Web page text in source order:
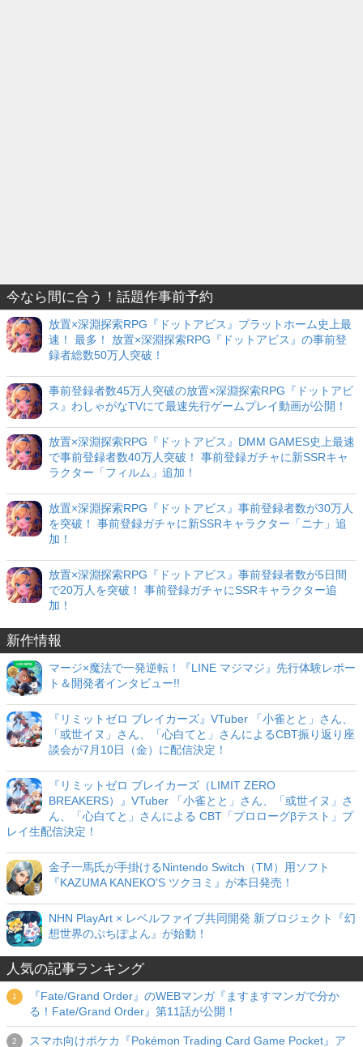
今なら間に合う！話題作事前予約
放置×深淵探索RPG『ドットアビス』プラットホーム史上最
速！ 最多！ 放置×深淵探索RPG『ドットアビス』の事前登
録者総数50万人突破！
事前登録者数45万人突破の放置×深淵探索RPG『ドットアビ
ス』わしゃがなTVにて最速先行ゲームプレイ動画が公開！
放置×深淵探索RPG『ドットアビス』DMM GAMES史上最速
で事前登録者数40万人突破！ 事前登録ガチャに新SSRキャ
ラクター「フィルム」追加！
放置×深淵探索RPG『ドットアビス』事前登録者数が30万人
を突破！ 事前登録ガチャに新SSRキャラクター「ニナ」追
加！
放置×深淵探索RPG『ドットアビス』事前登録者数が5日間
で20万人を突破！ 事前登録ガチャにSSRキャラクター追
加！
新作情報
マージ×魔法で一発逆転！『LINE マジマジ』先行体験レポー
ト＆開発者インタビュー!!
『リミットゼロ ブレイカーズ』VTuber 「小雀とと」さん、
「或世イヌ」さん、「心白てと」さんによるCBT振り返り座
談会が7月10日（金）に配信決定！
『リミットゼロ ブレイカーズ（LIMIT ZERO
BREAKERS）』VTuber 「小雀とと」さん、「或世イヌ」さ
ん、「心白てと」さんによる CBT「プロローグβテスト」プ
レイ生配信決定！
金子一馬氏が手掛けるNintendo Switch（TM）用ソフト
『KAZUMA KANEKO'S ツクヨミ』が本日発売！
NHN PlayArt × レベルファイブ共同開発 新プロジェクト『幻
想世界のぷちぽよん』が始動！
人気の記事ランキング
『Fate/Grand Order』のWEBマンガ『ますますマンガで分か
る！Fate/Grand Order』第11話が公開！
スマホ向けポケカ『Pokémon Trading Card Game Pocket』ア